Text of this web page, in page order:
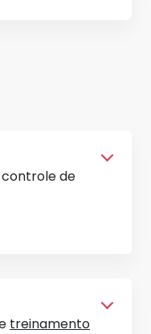
controle de
treinamento